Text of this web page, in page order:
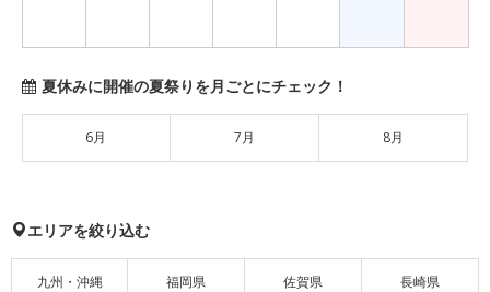
夏休みに開催の夏祭りを月ごとにチェック！
6月 7月 8月
エリアを絞り込む
九州・沖縄 福岡県 佐賀県 長崎県